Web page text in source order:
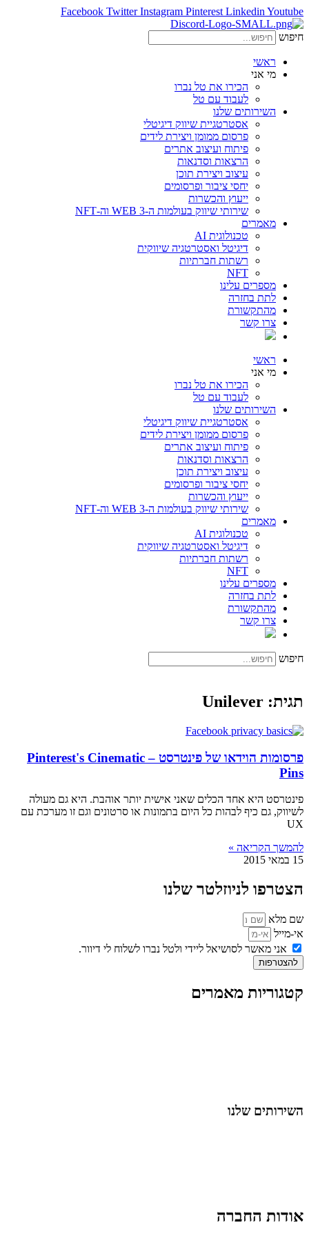
Facebook Twitter Instagram Pinterest Linkedin Youtube
חיפוש
ראשי
מי אני
הכירו את טל נברו
לעבוד עם טל
השירותים שלנו
אסטרטגיית שיווק דיגיטלי
פרסום ממומן ויצירת לידים
פיתוח ועיצוב אתרים
הרצאות וסדנאות
עיצוב ויצירת תוכן
יחסי ציבור ופרסומים
ייעוץ והכשרות
שירותי שיווק בעולמות ה-WEB 3 וה-NFT
מאמרים
טכנולוגית AI
דיגיטל ואסטרטגיה שיווקית
רשתות חברתיות
NFT
מספרים עלינו
לתת בחזרה
מהתקשורת
צרו קשר
ראשי
מי אני
הכירו את טל נברו
לעבוד עם טל
השירותים שלנו
אסטרטגיית שיווק דיגיטלי
פרסום ממומן ויצירת לידים
פיתוח ועיצוב אתרים
הרצאות וסדנאות
עיצוב ויצירת תוכן
יחסי ציבור ופרסומים
ייעוץ והכשרות
שירותי שיווק בעולמות ה-WEB 3 וה-NFT
מאמרים
טכנולוגית AI
דיגיטל ואסטרטגיה שיווקית
רשתות חברתיות
NFT
מספרים עלינו
לתת בחזרה
מהתקשורת
צרו קשר
חיפוש
תגית: Unilever
פרסומות הוידאו של פינטרסט – Pinterest's Cinematic
Pins
פינטרסט היא אחד הכלים שאני אישית יותר אוהבת. היא גם מעולה
לשיווק, גם כיף לבהות כל היום בתמונות או סרטונים וגם זו מערכת עם
UX
להמשך הקריאה »
15 במאי 2015
הצטרפו לניוזלטר שלנו
שם מלא
אי-מייל
אני מאשר לסושיאל ליידי ולטל נברו לשלוח לי דיוור.
להצטרפות
קטגוריות מאמרים
השירותים שלנו
אודות החברה